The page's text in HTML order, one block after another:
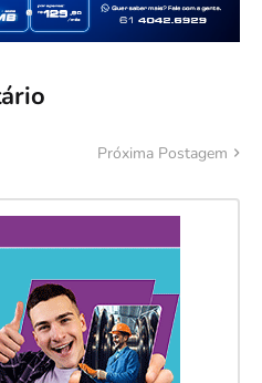
Próxima Postagem